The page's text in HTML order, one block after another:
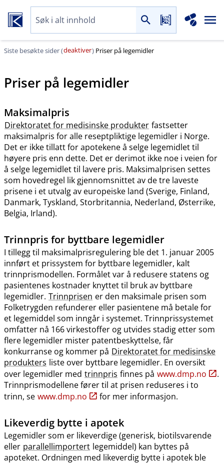
Siste besøkte sider (deaktiver) Priser på legemidler
Priser på legemidler
Maksimalpris
Direktoratet for medisinske produkter fastsetter
maksimalpris for alle reseptpliktige legemidler i Norge.
Det er ikke tillatt for apotekene å selge legemidlet til
høyere pris enn dette. Det er derimot ikke noe i veien for
å selge legemidlet til lavere pris. Maksimalprisen settes
som hovedregel lik gjennomsnittet av de tre laveste
prisene i et utvalg av europeiske land (Sverige, Finland,
Danmark, Tyskland, Storbritannia, Nederland, Østerrike,
Belgia, Irland).
Trinnpris for byttbare legemidler
I tillegg til maksimalprisregulering ble det 1. januar 2005
innført et prissystem for byttbare legemidler, kalt
trinnprismodellen. Formålet var å redusere statens og
pasientenes kostnader knyttet til bruk av byttbare
legemidler. Trinnprisen er den maksimale prisen som
Folketrygden refunderer eller pasientene må betale for
et legemiddel som inngår i systemet. Trinnprissystemet
omfatter nå 166 virkestoffer og utvides stadig etter som
flere legemidler mister patentbeskyttelse, får
konkurranse og kommer på Direktoratet for medisinske
produkters liste over byttbare legemidler. En oversikt
over legemidler med trinnpris finnes på www.dmp.no
.
Trinnprismodellene fører til at prisen reduseres i to
trinn, se www.dmp.no for mer informasjon.
Likeverdig bytte i apotek
Legemidler som er likeverdige (generisk, biotilsvarende
eller parallellimportert legemiddel) kan byttes på
apoteket. Ordningen med likeverdig bytte i apotek ble